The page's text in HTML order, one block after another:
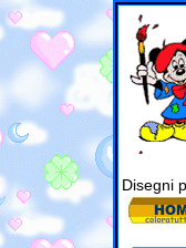
Disegni